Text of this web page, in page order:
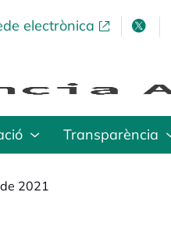
electrònica
opens in a new
Transparència
2021